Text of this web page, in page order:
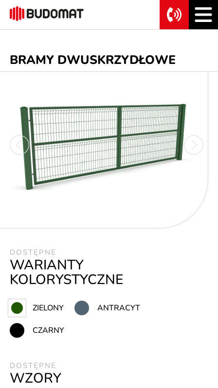
BRAMY DWUSKRZYDŁOWE
DOSTĘPNE
WARIANTY
KOLORYSTYCZNE
ZIELONY ANTRACYT
CZARNY
DOSTĘPNE
WZORY